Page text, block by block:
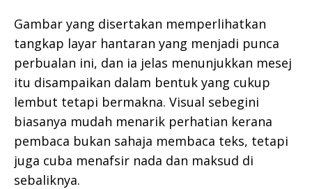
Gambar yang disertakan memperlihatkan
tangkap layar hantaran yang menjadi punca
perbualan ini, dan ia jelas menunjukkan mesej
itu disampaikan dalam bentuk yang cukup
lembut tetapi bermakna. Visual sebegini
biasanya mudah menarik perhatian kerana
pembaca bukan sahaja membaca teks, tetapi
juga cuba menafsir nada dan maksud di
sebaliknya.